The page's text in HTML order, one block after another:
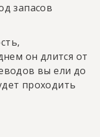
запасов
он длится от
вы ели до
проходить